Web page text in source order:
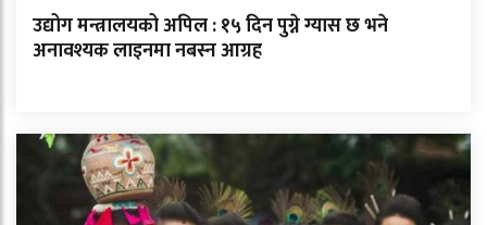
उद्योग मन्त्रालयको अपिल : १५ दिन पुग्ने ग्यास छ भने
अनावश्यक लाइनमा नबस्न आग्रह